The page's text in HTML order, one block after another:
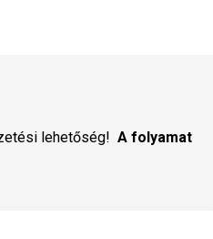
lehetőség! A folyamat